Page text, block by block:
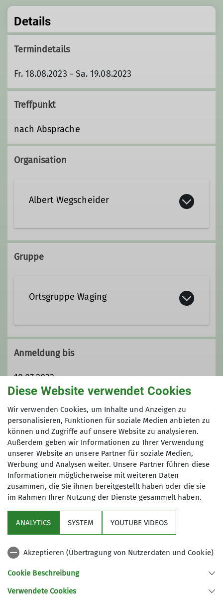
Details
Termindetails
Fr. 18.08.2023 - Sa. 19.08.2023
Treffpunkt
nach Absprache
Organisation
Albert Wegscheider
+49 163 1638510
Qualifikationen
Gruppe
Ortsgruppe Waging
Anmeldung bis
18.07.2023
Maximale Teilnehmeranzahl
8
wichtige Infos
Partner
Diese Website verwendet Cookies
Wir verwenden Cookies, um Inhalte und Anzeigen zu
personalisieren, Funktionen für soziale Medien anbieten zu
können und Zugriffe auf unsere Website zu analysieren.
Außerdem geben wir Informationen zu Ihrer Verwendung
unserer Website an unsere Partner für soziale Medien,
Werbung und Analysen weiter. Unsere Partner führen diese
Informationen möglicherweise mit weiteren Daten
zusammen, die Sie ihnen bereitgestellt haben oder die sie
im Rahmen Ihrer Nutzung der Dienste gesammelt haben.
ANALYTICS SYSTEM YOUTUBE VIDEOS
Akzeptieren (Übertragung von Nutzerdaten und Cookie)
Cookie Beschreibung
Verwendete Cookies